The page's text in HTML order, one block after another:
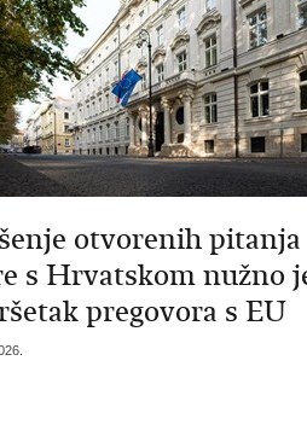
otvorenih pitanja
s Hrvatskom nužno
pregovora s EU